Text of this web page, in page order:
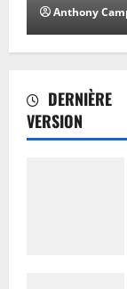
DERNIÈRE
VERSION
Anthony